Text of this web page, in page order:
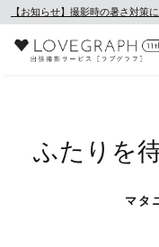
【お知らせ】撮影時の暑さ対策
ふたりを
マタ